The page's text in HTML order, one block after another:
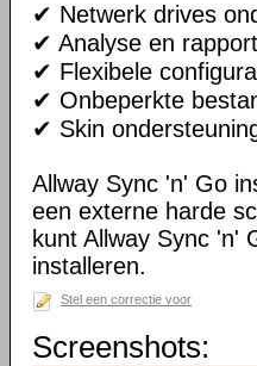
✔ Netwerk drives
✔ Analyse en
✔ Flexibele
✔ Onbeperkte
✔ Skin
Allway Sync 'n' Go
een externe harde
kunt Allway Sync 'n'
installeren.
Stel een correctie voor
Screenshots: